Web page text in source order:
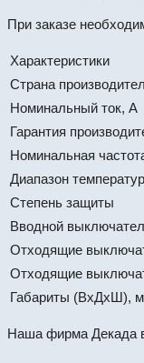
При заказе
Характеристики
Страна
Номинальный ток, А
Гарантия
Номинальная
Диапазон температур
Степень защиты
Вводной
Отходящие
Отходящие
Габариты (ВхДхШ),
Наша фирма Декада